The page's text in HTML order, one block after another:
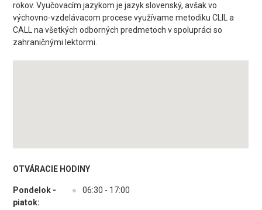
rokov. Vyučovacím jazykom je jazyk slovenský, avšak vo
výchovno-vzdelávacom procese využívame metodiku CLIL a
CALL na všetkých odborných predmetoch v spolupráci so
zahraničnými lektormi.
OTVÁRACIE HODINY
Pondelok -
piatok:
● 06:30 - 17:00